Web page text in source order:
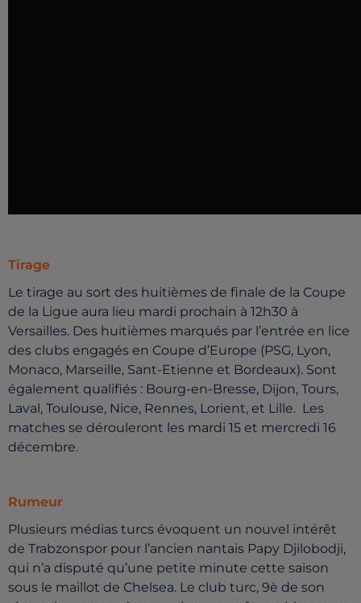
Tirage
Le tirage au sort des huitièmes de finale de la Coupe
de la Ligue aura lieu mardi prochain à 12h30 à
Versailles. Des huitièmes marqués par l’entrée en lice
des clubs engagés en Coupe d’Europe (PSG, Lyon,
Monaco, Marseille, Sant-Etienne et Bordeaux). Sont
également qualifiés : Bourg-en-Bresse, Dijon, Tours,
Laval, Toulouse, Nice, Rennes, Lorient, et Lille. Les
matches se dérouleront les mardi 15 et mercredi 16
décembre.
Rumeur
Plusieurs médias turcs évoquent un nouvel intérêt
de Trabzonspor pour l’ancien nantais Papy Djilobodji,
qui n’a disputé qu’une petite minute cette saison
sous le maillot de Chelsea. Le club turc, 9è de son